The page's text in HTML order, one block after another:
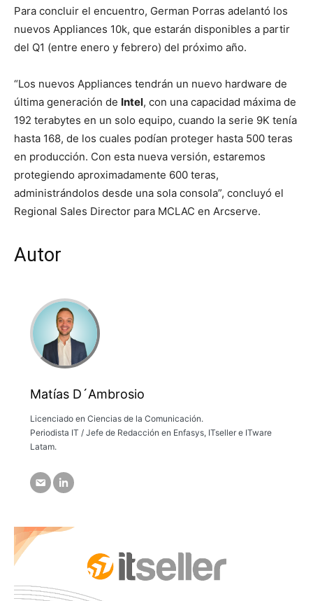
Para concluir el encuentro, German Porras adelantó los
nuevos Appliances 10k, que estarán disponibles a partir
del Q1 (entre enero y febrero) del próximo año.
“Los nuevos Appliances tendrán un nuevo hardware de
última generación de Intel, con una capacidad máxima de
192 terabytes en un solo equipo, cuando la serie 9K tenía
hasta 168, de los cuales podían proteger hasta 500 teras
en producción. Con esta nueva versión, estaremos
protegiendo aproximadamente 600 teras,
administrándolos desde una sola consola”, concluyó el
Regional Sales Director para MCLAC en Arcserve.
Autor
Matías D´Ambrosio
Licenciado en Ciencias de la Comunicación.
Periodista IT / Jefe de Redacción en Enfasys, ITseller e ITware
Latam.